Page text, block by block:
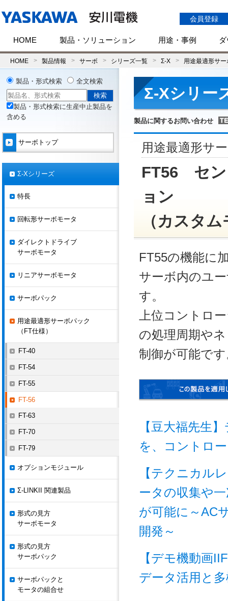
会員登録
HOME 製品・ソリューション 用途・事例
HOME 製品情報 サーボ シリーズ一覧 Σ-X 用途最適形サ
Σ-Xシリー
製品に関するお問い合わせ
用途最適形サ
FT56 セン
ョン
（カスタ
FT55の機能に
サーボ内のユ
す。
上位コントロ
の処理周期や
制御が可能で
【豆大福先生
を、コントロ
【テクニカル
ータの収集や
が可能に～AC
開発～
【デモ機動画
データ活用と
製品・形式検索 全文検索
製品・形式検索に生産中止製品を
含める
サーボトップ
Σ-Xシリーズ
特長
回転形サーボモータ
ダイレクトドライブ
サーボモータ
リニアサーボモータ
サーボパック
用途最適形サーボパック
（FT仕様）
FT-40
FT-54
FT-55
FT-56
FT-63
FT-70
FT-79
オプションモジュール
Σ-LINKII 関連製品
形式の見方
サーボモータ
形式の見方
サーボパック
サーボパックと
モータの組合せ